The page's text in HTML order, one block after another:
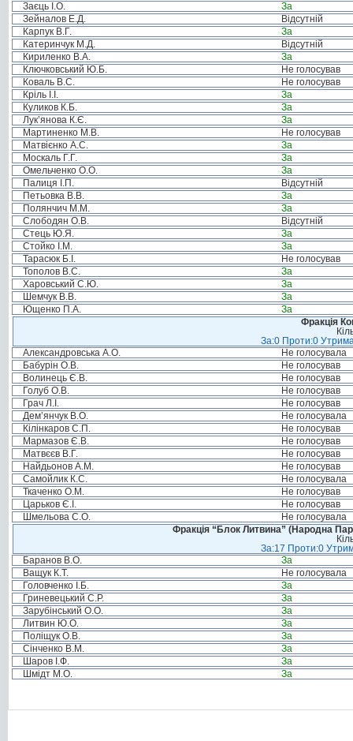
Заєць І.О.
За
Зейналов Е.Д.
Відсутній
Карпук В.Г.
За
Катеринчук М.Д.
Відсутній
Кириленко В.А.
За
Ключковський Ю.Б.
Не голосував
Коваль В.С.
Не голосував
Кріль І.І.
За
Куликов К.Б.
За
Лук’янова К.Є.
За
Мартиненко М.В.
Не голосував
Матвієнко А.С.
За
Москаль Г.Г.
За
Омельченко О.О.
За
Палиця І.П.
Відсутній
Петьовка В.В.
За
Полянчич М.М.
За
Слободян О.В.
Відсутній
Стець Ю.Я.
За
Стойко І.М.
За
Тарасюк Б.І.
Не голосував
Тополов В.С.
За
Харовський С.Ю.
За
Шемчук В.В.
За
Ющенко П.А.
За
Фракція
За:0 Проти:0
Александровська А.О.
Не голосувала
Бабурін О.В.
Не голосував
Волинець Є.В.
Не голосував
Голуб О.В.
Не голосував
Грач Л.І.
Не голосував
Дем’янчук В.О.
Не голосувала
Кілінкаров С.П.
Не голосував
Мармазов Є.В.
Не голосував
Матвєєв В.Г.
Не голосував
Найдьонов А.М.
Не голосував
Самойлик К.С.
Не голосувала
Ткаченко О.М.
Не голосував
Царьков Є.І.
Не голосував
Шмельова С.О.
Не голосувала
Фракція “Блок Литвина” (Народна
За:17 Проти:0
Баранов В.О.
За
Ващук К.Т.
Не голосувала
Головченко І.Б.
За
Гриневецький С.Р.
За
Зарубінський О.О.
За
Литвин Ю.О.
За
Поліщук О.В.
За
Сінченко В.М.
За
Шаров І.Ф.
За
Шмідт М.О.
За